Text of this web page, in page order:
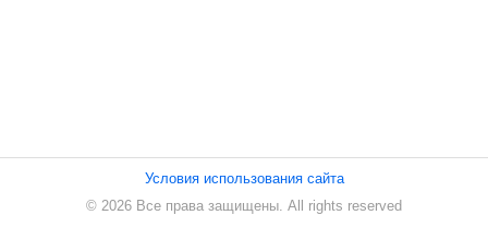
Условия использования сайта
© 2026 Все права защищены. All rights reserved